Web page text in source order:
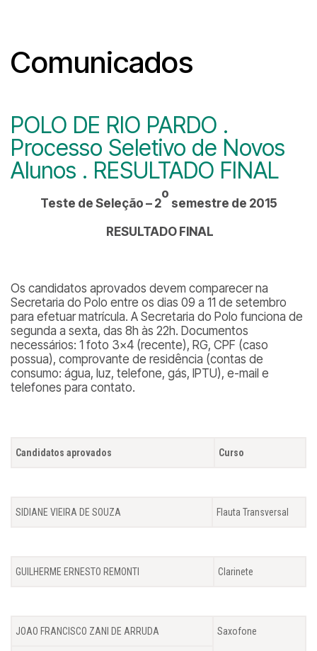
Comunicados
POLO DE RIO PARDO .
Processo Seletivo de Novos
Alunos . RESULTADO FINAL
Teste de Seleção – 2
o
semestre de 2015
RESULTADO FINAL
Os candidatos aprovados devem comparecer na
Secretaria do Polo entre os dias 09 a 11 de setembro
para efetuar matrícula. A Secretaria do Polo funciona de
segunda a sexta, das 8h às 22h. Documentos
necessários: 1 foto 3×4 (recente), RG, CPF (caso
possua), comprovante de residência (contas de
consumo: água, luz, telefone, gás, IPTU), e-mail e
telefones para contato.
Candidatos aprovados Curso
SIDIANE VIEIRA DE SOUZA Flauta Transversal
GUILHERME ERNESTO REMONTI Clarinete
JOAO FRANCISCO ZANI DE ARRUDA Saxofone